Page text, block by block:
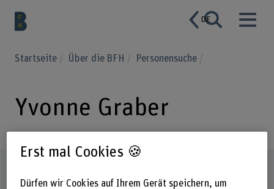
DE
Startseite Über die BFH Personensuche
Yvonne Graber
Erst mal Cookies 🍪
Dürfen wir Cookies auf Ihrem Gerät speichern, um